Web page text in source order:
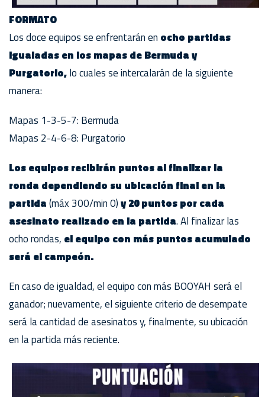
FORMATO
Los doce equipos se enfrentarán en ocho partidas
igualadas en los mapas de Bermuda y
Purgatorio,lo cuales se intercalarán de la siguiente
manera:
Mapas 1-3-5-7: Bermuda
Mapas 2-4-6-8: Purgatorio
Los equipos recibirán puntos al finalizar la
ronda dependiendo su ubicación final en la
partida(máx 300/min 0)y 20 puntos por cada
asesinato realizado en la partida. Al finalizar las
ocho rondas, el equipo con más puntos acumulado
será el campeón.
En caso de igualdad, el equipo con más BOOYAH será el
ganador; nuevamente, el siguiente criterio de desempate
será la cantidad de asesinatos y, finalmente, su ubicación
en la partida más reciente.